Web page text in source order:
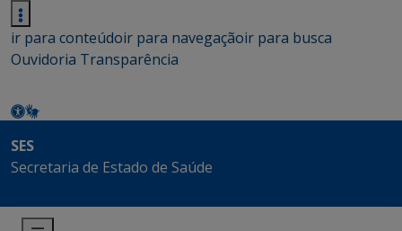
ir para conteúdoir para navegaçãoir para busca
Ouvidoria Transparência
SES
Secretaria de Estado de Saúde